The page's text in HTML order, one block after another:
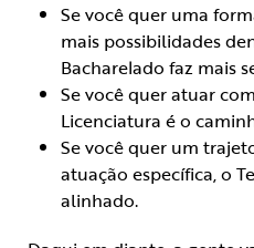
Se você quer uma
mais possibilidades
Bacharelado faz mais
Se você quer atuar
Licenciatura é o
Se você quer um
atuação específica, o
alinhado.